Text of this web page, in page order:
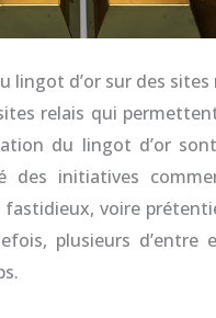
lingot d’or sur des sites
relais qui
du lingot d’or
des initiatives
fastidieux, voire
plusieurs d’entre